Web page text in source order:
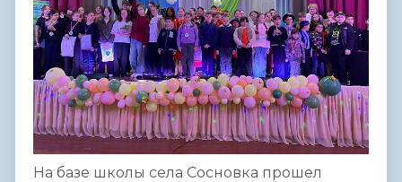
На базе школы села Сосновка прошел